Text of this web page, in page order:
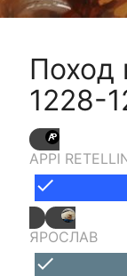
Поход
1228-
APPI
done
ЯРОСЛАВ
done